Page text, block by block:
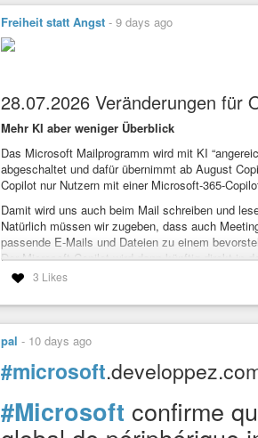
Freiheit statt Angst - 9 days ago
28.07.2026 Veränderungen für
Mehr KI aber weniger Überblick
Das Microsoft Mailprogramm wird mit KI
abgeschaltet und dafür übernimmt ab August
Copilot nur Nutzern mit einer Microsoft-365-
Damit wird uns auch beim Mail schreiben und
Natürlich müssen wir zugeben, dass auch
passende E-Mails und Dateien zu einem
Der Microsoft Copilot wird dann künftig direkt in
als auch beim suchen nach vorhandenen
Link im Tor-Netzwerk:
veraenderungen-fuer-outlook-nutzer.html
Tags:#Windows #Microsoft #Outlook
3 Likes
pal - 10 days ago
#microsoft
#Microsoft confirme